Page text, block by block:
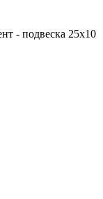
- подвеска 25х10